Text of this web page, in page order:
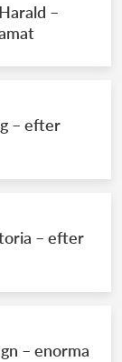
–
– efter
– efter
– enorma